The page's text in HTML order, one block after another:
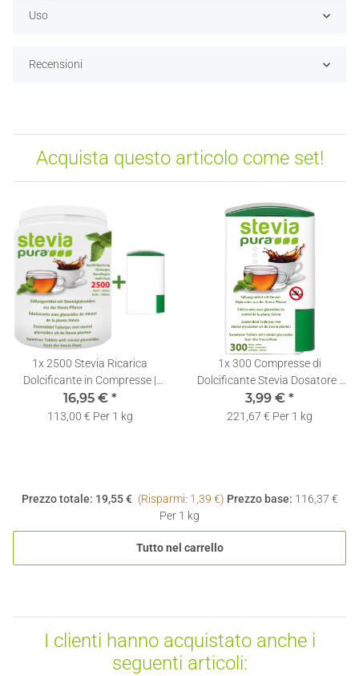
Uso
Recensioni
Acquista questo articolo come set!
1x2500 Stevia Ricarica
Dolcificante in Compresse |
Confezione di Ricarica per
Dosatore
16,95 € *
113,00 € Per 1 kg
1x300 Compresse di
Dolcificante Stevia Dosatore |
Ricaricabili | Dispenser di Stevia
in Compresse
3,99 € *
221,67 € Per 1 kg
Prezzo totale: 19,55 € (Risparmi: 1,39 €) Prezzo base: 116,37 €
Per 1 kg
Tutto nel carrello
I clienti hanno acquistato anche i
seguenti articoli: